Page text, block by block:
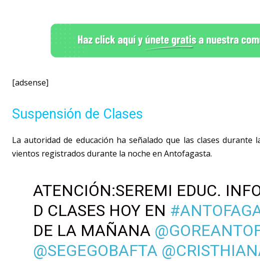
[adsense]
Suspensión de Clases
La autoridad de educación ha señalado que las clases
vientos registrados durante la noche en Antofagasta.
ATENCIÓN:SEREMI EDUC.
D CLASES HOY EN
DE LA MAÑANA
@SEGEGOBAFTA